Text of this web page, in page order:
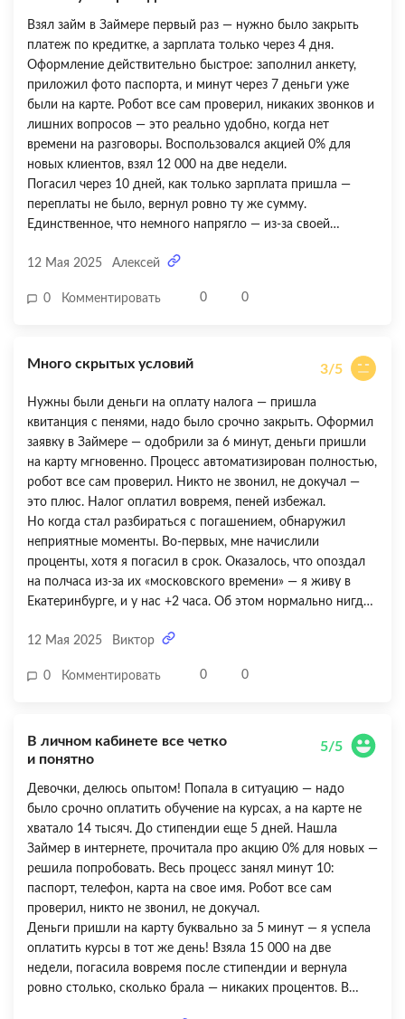
Взял займ в Займере первый раз — нужно было закрыть
платеж по кредитке, а зарплата только через 4 дня.
Оформление действительно быстрое: заполнил анкету,
приложил фото паспорта, и минут через 7 деньги уже
были на карте. Робот все сам проверил, никаких звонков и
лишних вопросов — это реально удобно, когда нет
времени на разговоры. Воспользовался акцией 0% для
новых клиентов, взял 12 000 на две недели.
Погасил через 10 дней, как только зарплата пришла —
переплаты не было, вернул ровно ту же сумму.
Единственное, что немного напрягло — из-за своей
Напоминаний на телефон или на почту не приходит,
классно, если бы добавили смс или пуш-уведомления за
только из-за отсутствия автоматических напоминаний.
12 Мая 2025 Алексей
0 Комментировать 0 0
Много скрытых условий 3/5
Нужны были деньги на оплату налога — пришла
квитанция с пенями, надо было срочно закрыть. Оформил
заявку в Займере — одобрили за 6 минут, деньги пришли
на карту мгновенно. Процесс автоматизирован полностью,
робот все сам проверил. Никто не звонил, не докучал —
это плюс. Налог оплатил вовремя, пеней избежал.
Но когда стал разбираться с погашением, обнаружил
неприятные моменты. Во-первых, мне начислили
проценты, хотя я погасил в срок. Оказалось, что опоздал
на полчаса из-за их «московского времени» — я живу в
Екатеринбурге, и у нас +2 часа. Об этом нормально нигде
всплывают предложения дополнительных услуг — какая-
одобрение». От всего отказываешься, а они снова
подводных камней и скрытых условий.
12 Мая 2025 Виктор
0 Комментировать 0 0
В личном кабинете все четко
и понятно
5/5
Девочки, делюсь опытом! Попала в ситуацию — надо
было срочно оплатить обучение на курсах, а на карте не
хватало 14 тысяч. До стипендии еще 5 дней. Нашла
Займер в интернете, прочитала про акцию 0% для новых —
решила попробовать. Весь процесс занял минут 10:
паспорт, телефон, карта на свое имя. Робот все сам
проверил, никто не звонил, не докучал.
Деньги пришли на карту буквально за 5 минут — я успела
оплатить курсы в тот же день! Взяла 15 000 на две
недели, погасила вовремя после стипендии и вернула
ровно столько, сколько брала — никаких процентов. В